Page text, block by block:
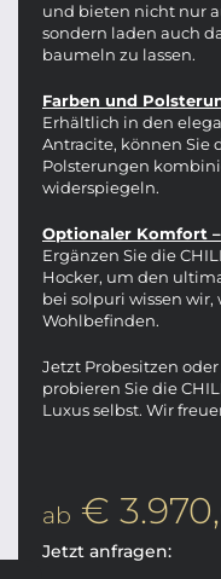
und bieten nicht nur
sondern laden auch
baumeln zu lassen.
Farben und
Erhältlich in den
Antracite, können Sie
Polsterungen
widerspiegeln.
Optionaler Komfort
Ergänzen Sie die
Hocker, um den
bei solpuri wissen
Wohlbefinden.
Jetzt Probesitzen
probieren Sie die
Luxus selbst. Wir
ab €
Jetzt anfragen: